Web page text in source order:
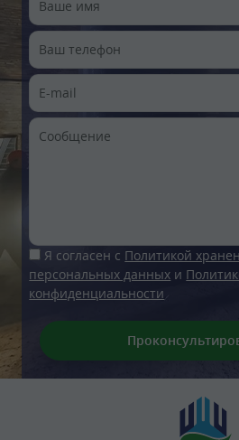
Я согласен с Политикой
персональных данных и
конфиденциальности